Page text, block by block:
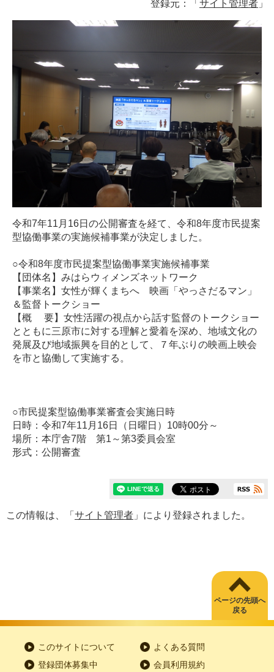
登録元：「 サイト管理者 」
令和7年11月16日の公開審査を経て、令和8年度市民提案
型協働事業の実施候補事業が決定しました。
○令和8年度市民提案型協働事業実施候補事業
【団体名】みはらウィメンズネットワーク
【事業名】女性が輝くまちへ 映画「やっさだるマン」
＆監督トークショー
【概 要】女性活躍の視点から話す監督のトークショー
とともに三原市に対する理解と愛着を深め、地域文化の
発展及び地域振興を目的として、７年ぶりの映画上映会
を市と協働して実施する。
○市民提案型協働事業審査会実施日時
日時：令和7年11月16日（日曜日）10時00分～
場所：本庁舎7階 第1～第3委員会室
形式：公開審査
この情報は、「 サイト管理者 」により登録されました。
ページの先頭へ
戻る
このサイトについて
よくある質問
登録団体募集中
会員利用規約